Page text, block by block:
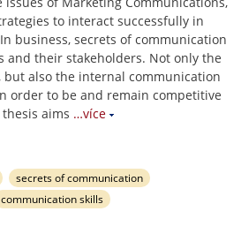
to interact successfully in
business, secrets of communication
and their stakeholders. Not only the
also the internal communication
order to be and remain competitive
aims …více
secrets of communication
communication skills